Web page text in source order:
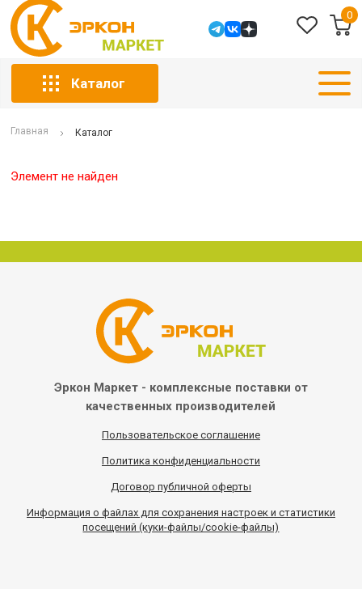
0
Каталог
Главная Каталог
Элемент не найден
Эркон Маркет - комплексные поставки от
качественных производителей
Пользовательское соглашение
Политика конфиденциальности
Договор публичной оферты
Информация о файлах для сохранения настроек и статистики
посещений (куки-файлы/cookie-файлы)